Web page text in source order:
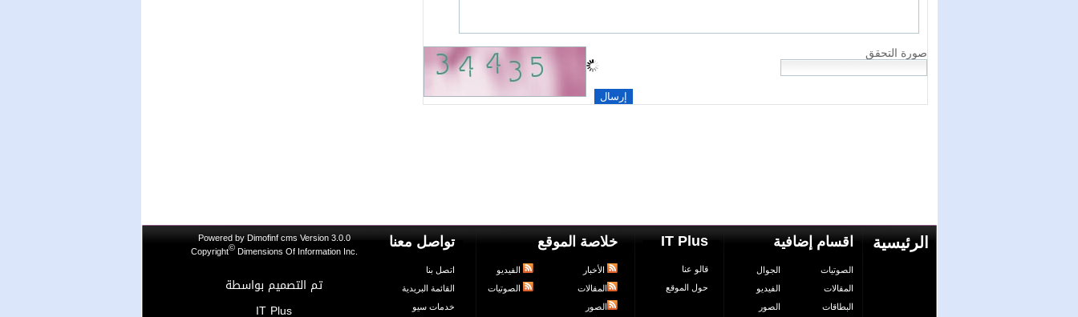
الرئيسية اقسام إضافية
الصوتيات
المقالات
البطاقات
الجوال
الفيديو
الصور
IT Plus
قالو عنا
حول الموقع
خلاصة الموقع
الأخبار
المقالات
الصور
الفيديو
الصوتيات
تواصل معنا
اتصل بنا
القائمة البريدية
خدمات سيو
Powered by Dimofinf cms Version 3.0.0
Copyright©Dimensions Of Information Inc.
تم التصميم بواسطة
IT Plus